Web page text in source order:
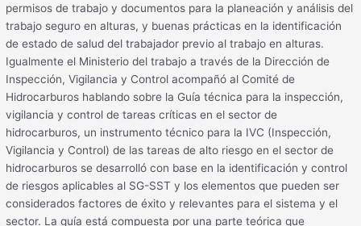
permisos de trabajo y documentos para la planeación y análisis del
trabajo seguro en alturas, y buenas prácticas en la identificación
de estado de salud del trabajador previo al trabajo en alturas.
Igualmente el Ministerio del trabajo a través de la Dirección de
Inspección, Vigilancia y Control acompañó al Comité de
Hidrocarburos hablando sobre la Guía técnica para la inspección,
vigilancia y control de tareas críticas en el sector de
hidrocarburos, un instrumento técnico para la IVC (Inspección,
Vigilancia y Control) de las tareas de alto riesgo en el sector de
hidrocarburos se desarrolló con base en la identificación y control
de riesgos aplicables al SG-SST y los elementos que pueden ser
considerados factores de éxito y relevantes para el sistema y el
sector. La guía está compuesta por una parte teórica que